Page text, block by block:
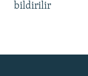
bildirilir